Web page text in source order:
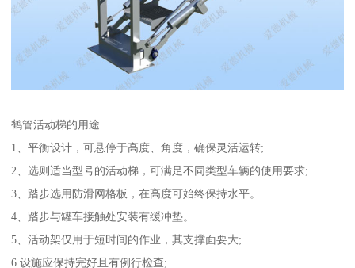
鹤管活动梯的用途
1、平衡设计，可悬停于高度、角度，确保灵活运转;
2、选则适当型号的活动梯，可满足不同类型车辆的使用要求;
3、踏步选用防滑网格板，在高度可始终保持水平。
4、踏步与罐车接触处安装有缓冲垫。
5、活动架仅用于短时间的作业，其支撑面要大;
6.设施应保持完好且有例行检查;